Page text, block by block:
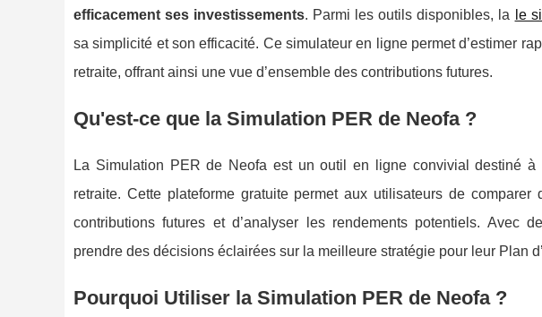
efficacement ses investissements. Parmi les outils disponibles, la le
sa simplicité et son efficacité. Ce simulateur en ligne permet d’estimer
retraite, offrant ainsi une vue d’ensemble des contributions futures.
Qu'est-ce que la Simulation PER de Neofa ?
La Simulation PER de Neofa est un outil en ligne convivial destiné
retraite. Cette plateforme gratuite permet aux utilisateurs de comparer
contributions futures et d’analyser les rendements potentiels. Avec
prendre des décisions éclairées sur la meilleure stratégie pour leur Plan
Pourquoi Utiliser la Simulation PER de Neofa ?